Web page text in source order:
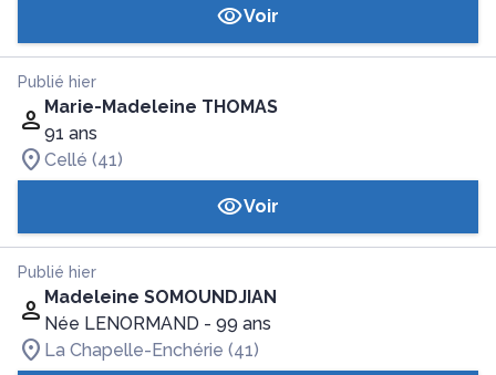
Voir
Publié hier
Marie-Madeleine THOMAS
91 ans
Cellé (41)
Voir
Publié hier
Madeleine SOMOUNDJIAN
Née LENORMAND - 99 ans
La Chapelle-Enchérie (41)